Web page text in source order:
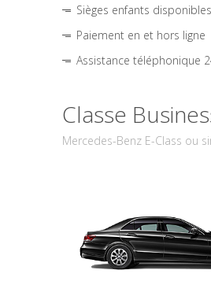
Sièges enfants
Paiement en et hors ligne
Assistance téléphonique
Classe
Mercedes-Benz E-Class ou